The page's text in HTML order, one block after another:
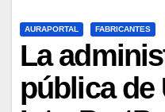
AURAPORTAL FABRICANTES
La
pública de